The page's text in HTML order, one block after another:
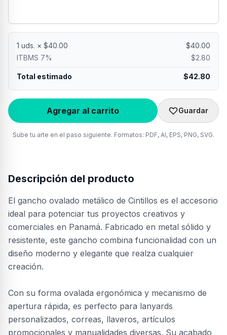
1 uds. × $40.00 $40.00
ITBMS 7%
$2.80
Total estimado $42.80
Agregar al carrito Guardar
Sube tu arte en el paso siguiente. Formatos: PDF, AI, EPS, PNG, SVG.
Descripción del producto
El gancho ovalado metálico de Cintillos es el accesorio
ideal para potenciar tus proyectos creativos y
comerciales en Panamá. Fabricado en metal sólido y
resistente, este gancho combina funcionalidad con un
diseño moderno y elegante que realza cualquier
creación.
Con su forma ovalada ergonómica y mecanismo de
apertura rápida, es perfecto para lanyards
personalizados, correas, llaveros, artículos
promocionales y manualidades diversas. Su acabado